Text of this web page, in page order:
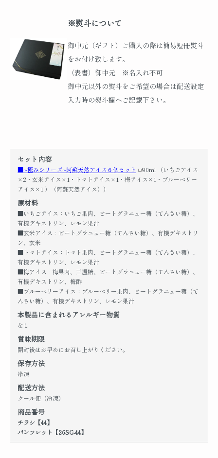
※熨斗について
御中元（ギフト）ご購入の際は簡易短冊熨斗
をお付け致します。
（表書）御中元 ※名入れ不可
御中元以外の熨斗をご希望の場合は配送設定
入力時の熨斗欄へご記載下さい。
セット内容
■~極みシリーズ~阿蘇天然アイス６個セット
90ml （いちごアイス
×2・玄米アイス×1・トマトアイス×1・梅アイス×1・ブルーベリー
アイス×1 ）（阿蘇天然アイス））
原材料
■いちごアイス：いちご果肉、ビートグラニュー糖（てんさい糖）、
有機デキストリン、レモン果汁
■玄米アイス：ビートグラニュー糖（てんさい糖）、有機デキストリ
ン、玄米
■トマトアイス：トマト果肉、ビートグラニュー糖（てんさい糖）、
有機デキストリン、レモン果汁
■梅アイス：梅果肉、三温糖、ビートグラニュー糖（てんさい糖）、
有機デキストリン、梅酢
■ブルーベリーアイス：ブルーベリー果肉、ビートグラニュー糖（て
んさい糖）、有機デキストリン、レモン果汁
本製品に含まれるアレルギー物質
なし
賞味期限
開封後はお早めにお召し上がりください。
保存方法
冷凍
配送方法
クール便（冷凍）
商品番号
チラシ【44】
パンフレット【26SG-44】